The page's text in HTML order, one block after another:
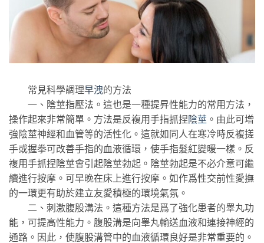
常見科學調理早洩的方法
一、陰莖指壓法。這也是一種提昇性能力的常用方法，
操作起來非常簡單。方法是反複用手指抓捏陰莖 。由此可增
強陰莖神經和血管等的活性化。這就如同人在寒冷時反複搓
手或握拳可改善手指的血液循環，使手指髮紅變暖一樣。反
複用手抓捏陰莖會引起陰莖勃起。陰莖勃起是不必介意可繼
續進行按摩。可早晚在床上進行按摩。如作爲性交前性愛撫
的一環更有助於建立友愛積極的環境氣氛。
二、刺激腹股溝法。這種方法是爲了強化患者的睾丸功
能，可提高性能力。腹股溝是向睾丸輸送血液和連接神經的
通路。因此，使腹股溝管中的血液循環良好是非常重要的。